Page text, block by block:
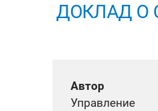
ДОКЛАД О
Автор
Управление